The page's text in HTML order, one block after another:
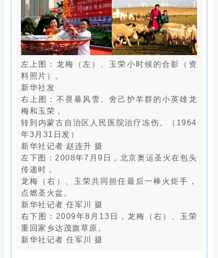
左上图：龙梅（左）、玉荣小时候的合影（资
料照片）。
新华社发
右上图：不畏暴风雪、舍己护羊群的小英雄龙
梅和玉荣，
转到内蒙古自治区人民医院治疗冻伤。（1964
年3月31日发）
新华社记者 赵连升 摄
左下图：2008年7月9日，北京奥运圣火在包头
传递时，
龙梅（右）、玉荣共同担任最后一棒火炬手，
点燃圣火盆。
新华社记者 任军川 摄
右下图：2009年8月13日，龙梅（右）、玉荣
重回家乡达茂旗草原。
新华社记者 任军川 摄